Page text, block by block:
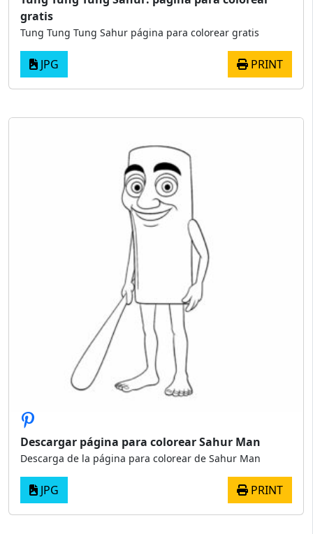
gratis
Tung Tung Tung Sahur página para colorear gratis
JPG PRINT
Descargar página para colorear Sahur Man
Descarga de la página para colorear de Sahur Man
JPG PRINT